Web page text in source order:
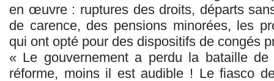
en œuvre : ruptures des droits, départs
de carence, des pensions minorées, les
qui ont opté pour des dispositifs de congés
« Le gouvernement a perdu la bataille
réforme, moins il est audible ! Le fiasco